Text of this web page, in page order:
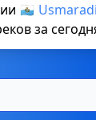
🇸🇲
за